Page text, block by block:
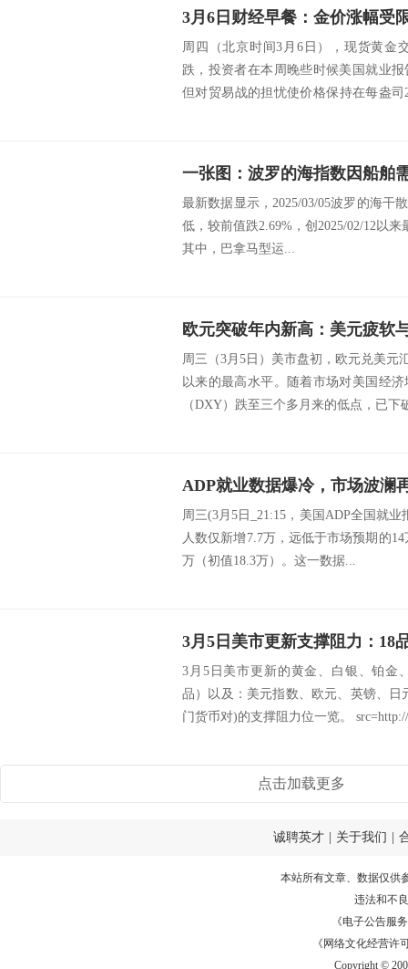
周四（北京时间3月6日），现货黄金
跌，投资者在本周晚些时候美国就业
但对贸易战的担忧使价格保持在每盎
最新数据显示，2025/03/05波罗的海干
低，较前值跌2.69%，创2025/02/12以
其中，巴拿马型运...
周三（3月5日）美市盘初，欧元兑美元
以来的最高水平。随着市场对美国经
（DXY）跌至三个多月来的低点，已下
周三(3月5日_21:15，美国ADP全国就
人数仅新增7.7万，远低于市场预期的
万（初值18.3万）。这一数据...
3月5日美市更新的黄金、白银、铂金
品）以及：美元指数、欧元、英镑、
门货币对)的支撑阻力位一览。
点击加载更多
诚聘英才 关于我们
本站所有文章、数据仅供
违法和不
《电子公告服务
《网络文化经营许
Copyright ©